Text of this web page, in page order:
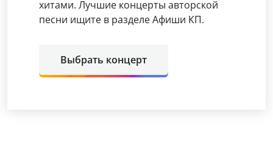
хитами. Лучшие концерты авторской
песни ищите в разделе Афиши КП.
Выбрать концерт